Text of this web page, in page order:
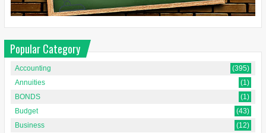
Popular Category
Accounting
(395)
Annuities
(1)
BONDS
(1)
Budget
(43)
Business
(12)